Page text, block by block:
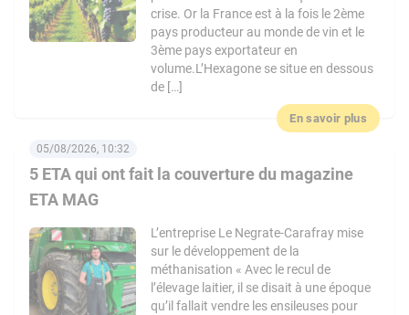
crise. Or la France est à la fois le 2ème
pays producteur au monde de vin et le
3ème pays exportateur en
volume.L’Hexagone se situe en dessous
de […]
En savoir plus
5 ETA qui ont fait la couverture du magazine
ETA MAG
05/08/2026, 10:32
L’entreprise Le Negrate-Carafray mise
sur le développement de la
méthanisation « Avec le recul de
l’élevage laitier, il se disait à une époque
qu’il fallait vendre les ensileuses pour